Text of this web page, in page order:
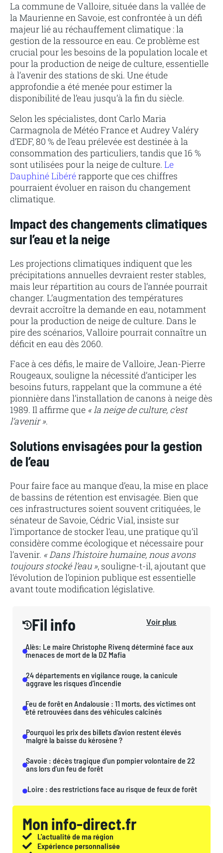
La commune de Valloire, située dans la vallée de
la Maurienne en Savoie, est confrontée à un défi
majeur lié au réchauffement climatique : la
gestion de la ressource en eau. Ce problème est
crucial pour les besoins de la population locale et
pour la production de neige de culture, essentielle
à l’avenir des stations de ski. Une étude
approfondie a été menée pour estimer la
disponibilité de l’eau jusqu’à la fin du siècle.
Selon les spécialistes, dont Carlo Maria
Carmagnola de Météo France et Audrey Valéry
d’EDF, 80 % de l’eau prélevée est destinée à la
consommation des particuliers, tandis que 16 %
sont utilisées pour la neige de culture. Le
Dauphiné Libérérapporte que ces chiffres
pourraient évoluer en raison du changement
climatique.
Impact des changements climatiques
sur l’eau et la neige
Les projections climatiques indiquent que les
précipitations annuelles devraient rester stables,
mais leur répartition au cours de l’année pourrait
changer. L’augmentation des températures
devrait accroître la demande en eau, notamment
pour la production de neige de culture. Dans le
pire des scénarios, Valloire pourrait connaître un
déficit en eau dès 2060.
Face à ces défis, le maire de Valloire, Jean-Pierre
Rougeaux, souligne la nécessité d’anticiper les
besoins futurs, rappelant que la commune a été
pionnière dans l’installation de canons à neige dès
1989. Il affirme que « la neige de culture, c’est
l’avenir ».
Solutions envisagées pour la gestion
de l’eau
Pour faire face au manque d’eau, la mise en place
de bassins de rétention est envisagée. Bien que
ces infrastructures soient souvent critiquées, le
sénateur de Savoie, Cédric Vial, insiste sur
l’importance de stocker l’eau, une pratique qu’il
considère comme écologique et nécessaire pour
l’avenir. « Dans l’histoire humaine, nous avons
toujours stocké l’eau », souligne-t-il, ajoutant que
l’évolution de l’opinion publique est essentielle
avant toute modification législative.
Fil info Voir plus
Alès: Le maire Christophe Rivenq déterminé face aux
menaces de mort de la DZ Mafia
24 départements en vigilance rouge, la canicule
aggrave les risques d’incendie
Feu de forêt en Andalousie : 11 morts, des victimes ont
été retrouvées dans des véhicules calcinés
Pourquoi les prix des billets d’avion restent élevés
malgré la baisse du kérosène ?
Savoie : décès tragique d’un pompier volontaire de 22
ans lors d’un feu de forêt
Loire : des restrictions face au risque de feux de forêt
Mon info-direct.fr
L'actualité de ma région
Expérience personnalisée